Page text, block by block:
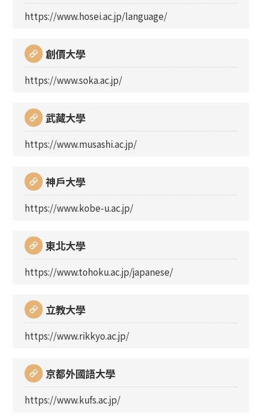
https://www.hosei.ac.jp/language/
創價大學
https://www.soka.ac.jp/
武藏大學
https://www.musashi.ac.jp/
神戶大學
https://www.kobe-u.ac.jp/
東北大學
https://www.tohoku.ac.jp/japanese/
立教大學
https://www.rikkyo.ac.jp/
京都外國語大學
https://www.kufs.ac.jp/